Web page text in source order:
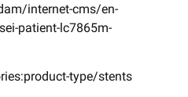
internet-cms/en-
patient-lc7865m-
type/stents